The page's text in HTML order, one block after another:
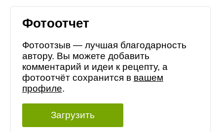
Фотоотчет
Фотоотзыв — лучшая благодарность
автору. Вы можете добавить
комментарий и идеи к рецепту, а
фотоотчёт сохранится в вашем
профиле.
Загрузить